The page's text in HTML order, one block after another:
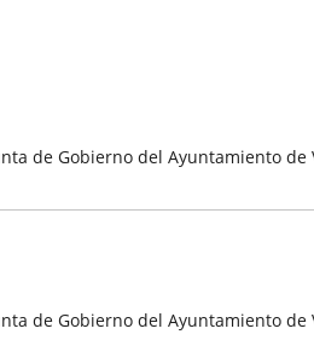
de Gobierno del Ayuntamiento
de Gobierno del Ayuntamiento